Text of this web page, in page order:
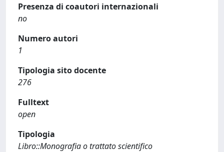
Presenza di coautori internazionali
no
Numero autori
1
Tipologia sito docente
276
Fulltext
open
Tipologia
Libro::Monografia o trattato scientifico